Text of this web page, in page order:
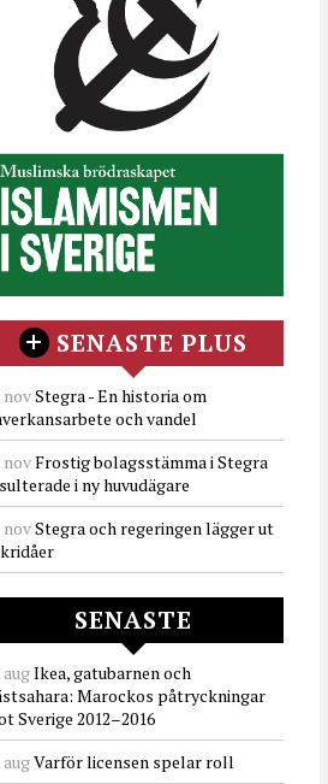
SENASTE PLUS
novStegra - En historia om
och vandel
novFrostig bolagsstämma i Stegra
i ny huvudägare
novStegra och regeringen lägger ut
SENASTE
augIkea, gatubarnen och
Marockos påtryckningar
Sverige 2012–2016
augVarför licensen spelar roll